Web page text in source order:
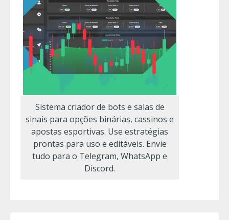
Sistema criador de bots e salas de
sinais para opções binárias, cassinos e
apostas esportivas. Use estratégias
prontas para uso e editáveis. Envie
tudo para o Telegram, WhatsApp e
Discord.